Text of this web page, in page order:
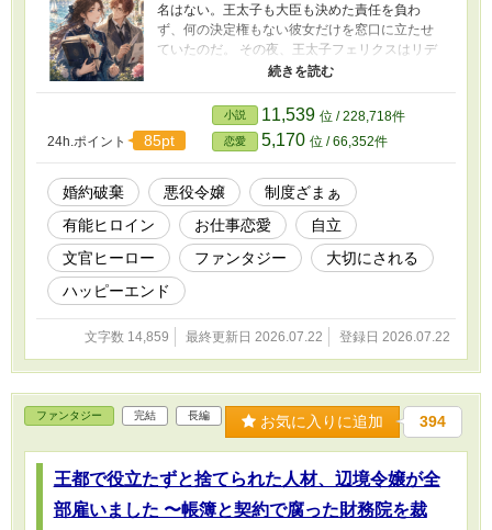
名はない。王太子も大臣も決めた責任を負わ
ず、何の決定権もない彼女だけを窓口に立たせ
ていたのだ。 その夜、王太子フェリクスはリデ
ィアへ婚約破棄を告げる。 「けれど相談役とし
て、これからも僕を支えてほしい」 十一年間、
決めた者の代わりに恨まれ続けてきたリディア
は、初めて拒否した。 「では、私の執務室にあ
る三百二十七件の未決案件を、すべてお返しい
たします」 王都を離れたリディアがたどり着い
たのは、湖畔の自治都市レーヴェ。 そこで出会
った書記官長オスカーは、彼女の能力を利用す
る前に、仕事の範囲、報酬、期限、そして断る
権利まで書面で示した。 誰かの責任まで背負わ
なくても、人を助けることはできる。 何の役に
も立たない日にも、自分を大切にしてくれる人
がいる。 一方、三百二十七件を返された王太子
と重臣たちは、避けてきた決定と批判を自分の
名前で引き受けることになり――。 これは「灰
す物語。 全6話完結。復縁なし。制度ざまぁと大
人の恋愛のハッピーエンドです。
24h.ポイント 85pt
小説 11,539 位 / 228,718件
恋愛 5,170 位 / 66,352件
婚約破棄 悪役令嬢
制度ざまぁ
有能ヒロイン
お仕事恋愛
自立
文官ヒーロー
ファンタジー
大切にされる
ハッピーエンド
文字数 14,859 最終更新日 2026.07.22 登録日 2026.07.22
ファンタジー 完結 長編 お気に入りに追加 394
王都で役立たずと捨てられた人材、辺境令嬢が全
部雇いました 〜帳簿と契約で腐った財務院を裁